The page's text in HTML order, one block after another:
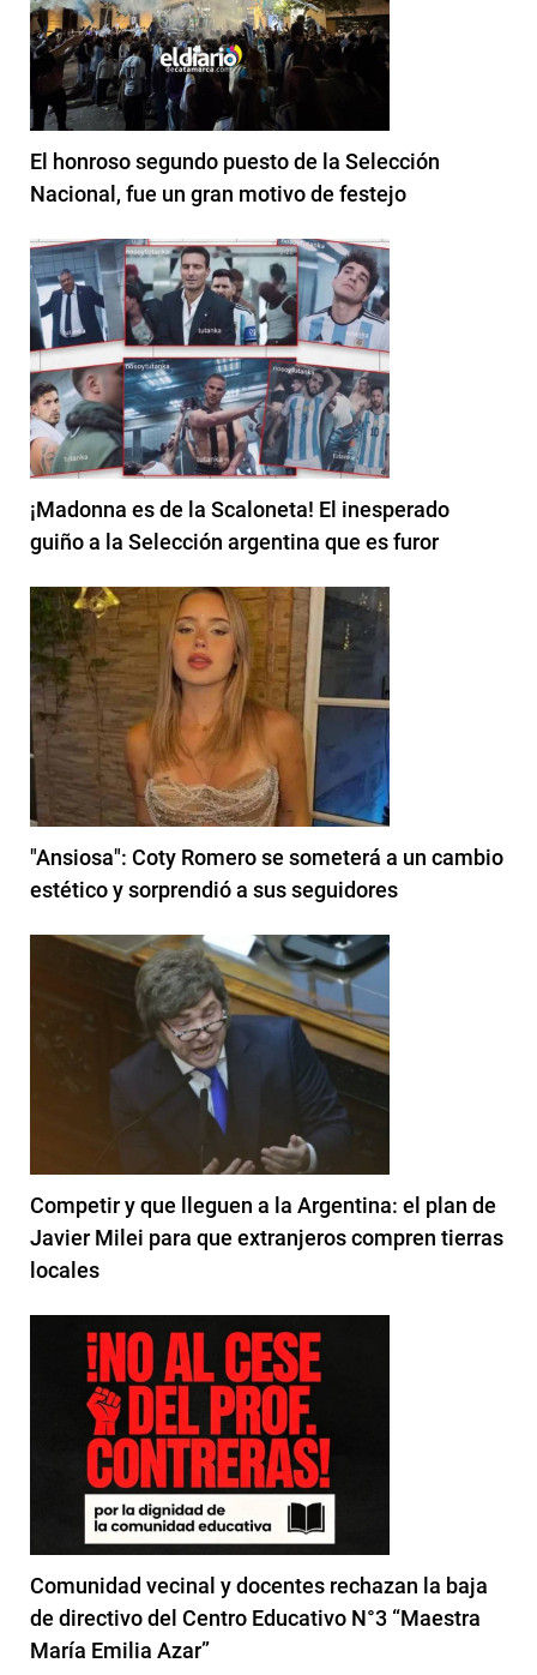
El honroso segundo puesto de la Selección
Nacional, fue un gran motivo de festejo
¡Madonna es de la Scaloneta! El inesperado
guiño a la Selección argentina que es furor
"Ansiosa": Coty Romero se someterá a un cambio
estético y sorprendió a sus seguidores
Competir y que lleguen a la Argentina: el plan de
Javier Milei para que extranjeros compren tierras
locales
Comunidad vecinal y docentes rechazan la baja
de directivo del Centro Educativo N°3 “Maestra
María Emilia Azar”